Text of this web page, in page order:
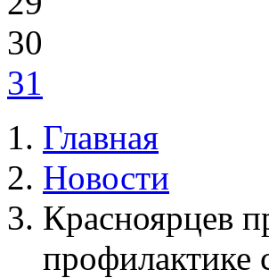
30
31
Главная
Новости
Красноярцев
профилактике